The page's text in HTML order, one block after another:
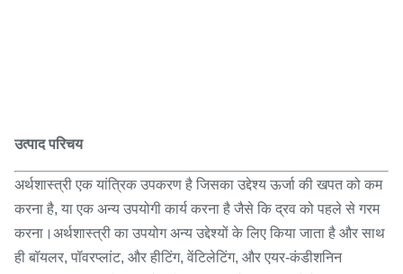
उत्पाद परिचय
अर्थशास्त्री एक यांत्रिक उपकरण है जिसका उद्देश्य ऊर्जा की खपत को कम
करना है, या एक अन्य उपयोगी कार्य करना है जैसे कि द्रव को पहले से गरम
करना।अर्थशास्त्री का उपयोग अन्य उद्देश्यों के लिए किया जाता है और साथ
ही बॉयलर, पॉवरप्लांट, और हीटिंग, वेंटिलेटिंग, और एयर-कंडीशनिन